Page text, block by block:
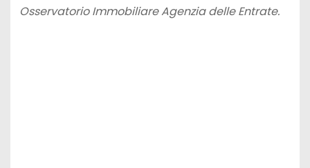
Osservatorio Immobiliare Agenzia delle Entrate.